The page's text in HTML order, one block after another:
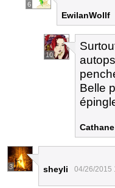
6
EwilanWollf
10
Belle
Cathane
3 sheyli 04/26/2015